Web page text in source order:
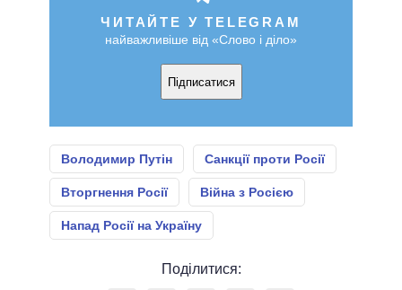
ЧИТАЙТЕ У TELEGRAM
найважливіше від «Слово і діло»
Підписатися
Володимир Путін Санкції проти Росії
Вторгнення Росії Війна з Росією
Напад Росії на Україну
Поділитися: